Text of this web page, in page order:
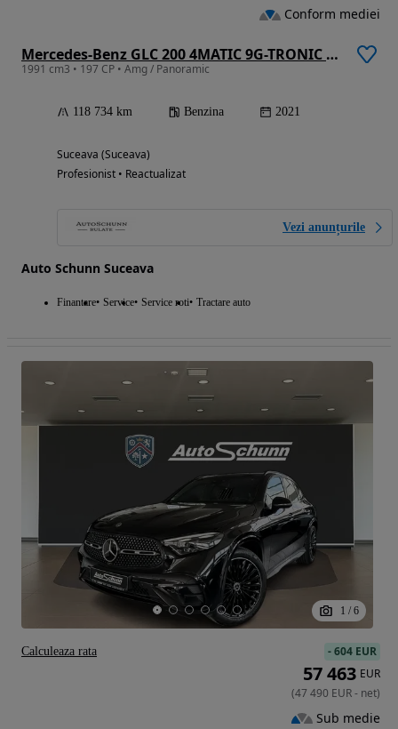
Mercedes-Benz GLC 200 4MATIC 9G-TRONIC AMG Line
1991 cm3 • 197 CP • Amg / Panoramic
118 734 km Benzina 2021
Suceava (Suceava)
Profesionist • Reactualizat
Vezi anunțurile
Auto Schunn Suceava
Finantare Service Service roti Tractare auto
Conform mediei
1 / 6
-604 EUR
57 463 EUR
(47 490 EUR- net)
Sub medie
Calculeaza rata